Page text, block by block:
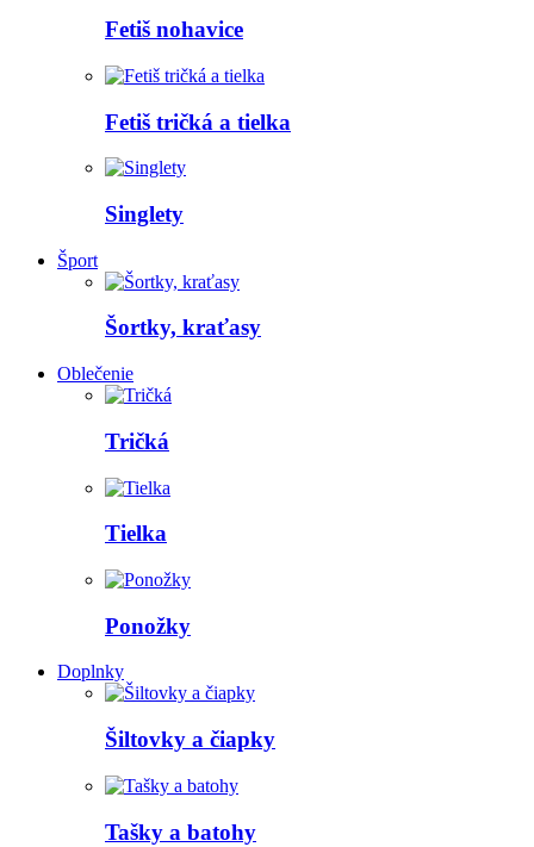
Fetiš nohavice
Fetiš tričká a tielka
Singlety
Šport
Šortky, kraťasy
Oblečenie
Tričká
Tielka
Ponožky
Doplnky
Šiltovky a čiapky
Tašky a batohy